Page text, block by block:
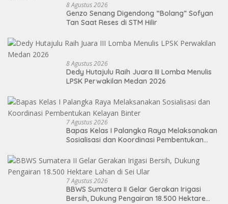
8 Agustus 2026
Genzo Senang Digendong “Bolang” Sofyan
Tan Saat Reses di STM Hilir
8 Agustus 2026
Dedy Hutajulu Raih Juara III Lomba Menulis
LPSK Perwakilan Medan 2026
7 Agustus 2026
Bapas Kelas I Palangka Raya Melaksanakan
Sosialisasi dan Koordinasi Pembentukan
7 Agustus 2026
BBWS Sumatera II Gelar Gerakan Irigasi
Bersih, Dukung Pengairan 18.500 Hektare